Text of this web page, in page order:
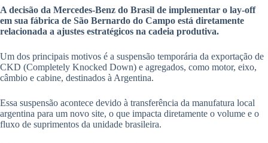
A decisão da Mercedes-Benz do Brasil de implementar o lay-off
em sua fábrica de São Bernardo do Campo está diretamente
relacionada a ajustes estratégicos na cadeia produtiva.
Um dos principais motivos é a suspensão temporária da exportação de
CKD (Completely Knocked Down) e agregados, como motor, eixo,
câmbio e cabine, destinados à Argentina.
Essa suspensão acontece devido à transferência da manufatura local
argentina para um novo site, o que impacta diretamente o volume e o
fluxo de suprimentos da unidade brasileira.